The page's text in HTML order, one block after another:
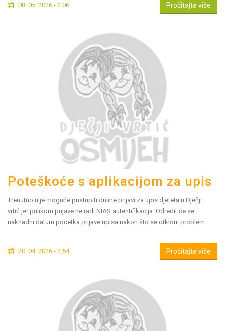
08. 05. 2026 - 2:06 Pročitajte više
Poteškoće s aplikacijom za upis
Trenutno nije moguće pristupiti online prijavi za upis djeteta u Dječji
vrtić jer prilikom prijave ne radi NIAS autentifikacija. Odredit će se
naknadni datum početka prijave upisa nakon što se otkloni problem.
20. 04. 2026 - 2:54 Pročitajte više